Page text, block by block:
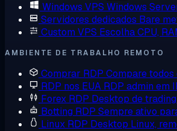
Windows VPS Windows
Servidores dedicados Bare
Custom VPS Escolha CPU,
AMBIENTE DE TRABALHO REMOTO
Comprar RDP Compare todos
RDP nos EUA RDP admin em
Forex RDP Desktop de
Botting RDP Sempre ativo
Linux RDP Desktop Linux,